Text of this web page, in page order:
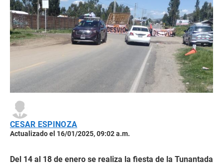
CESAR ESPINOZA
Actualizado el 16/01/2025, 09:02 a.m.
Del 14 al 18 de enero se realiza la fiesta de la Tunantada